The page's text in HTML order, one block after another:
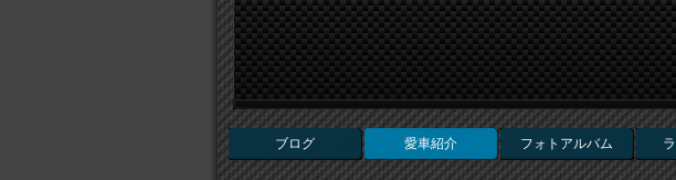
ブログ 愛車紹介 フォトアルバム